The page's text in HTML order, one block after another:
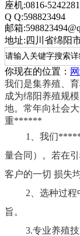
座机:0816-5242281
Q Q:598823494
邮箱
地址:四川省绵阳
你现在的位置：
我们是集养殖、
成为绵阳养殖规
地。常年向社会
重******
1、我们******
量合同）。若在
客户的一切 损失
2、选种过程中
旨。
3.专业养殖技